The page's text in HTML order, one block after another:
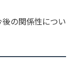
の関係性につい